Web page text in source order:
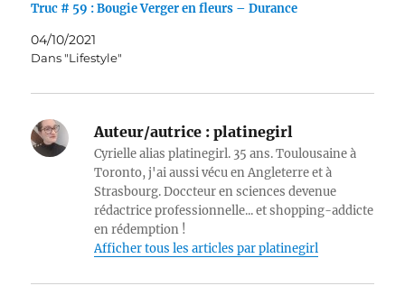
Truc # 59 : Bougie Verger en fleurs – Durance
04/10/2021
Dans "Lifestyle"
Auteur/autrice : platinegirl
Cyrielle alias platinegirl. 35 ans. Toulousaine à
Toronto, j'ai aussi vécu en Angleterre et à
Strasbourg. Doccteur en sciences devenue
rédactrice professionnelle... et shopping-addicte
en rédemption !
Afficher tous les articles par platinegirl